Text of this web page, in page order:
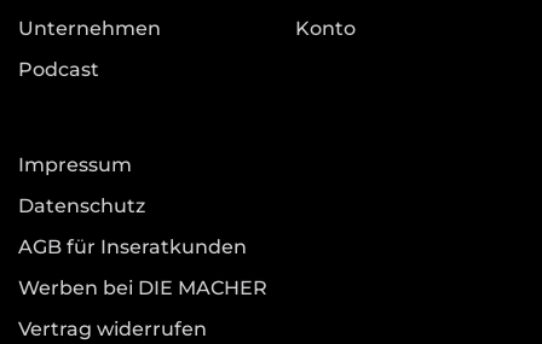
Unternehmen
Podcast
Konto
Impressum
Datenschutz
AGB für Inseratkunden
Werben bei DIE MACHER
Vertrag widerrufen